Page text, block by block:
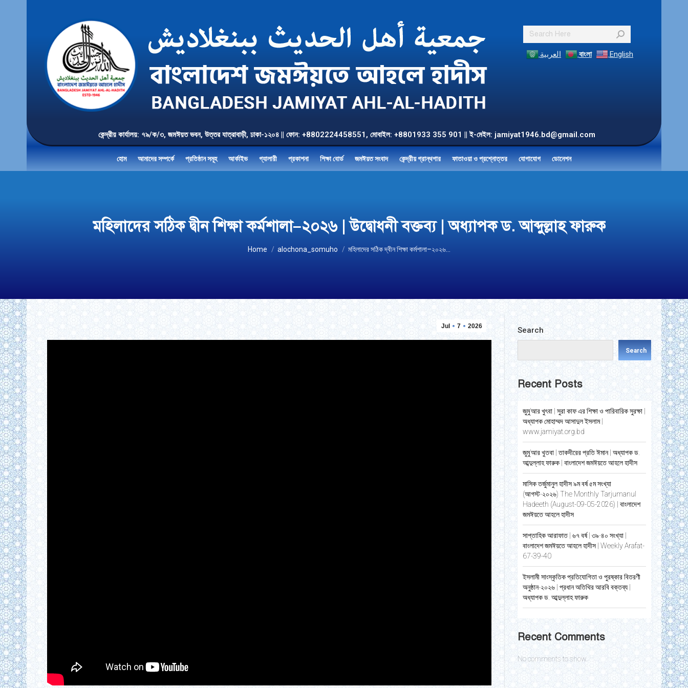
Search:
العربية বাংলা English
কেন্দ্রীয় কার্যালয়: ৭৯/ক/৩, জমঈয়ত ভবন, উত্তর যাত্রাবাড়ী, ঢাকা-১২০৪ || ফোন: +8802224458551, মোবাইল: +8801933 355 901 || ই-মেইল: jamiyat1946.bd@gmail.com
হোম আমাদের সম্পর্কে প্রতিষ্ঠান সমূহ আর্কাইভ গ্যালারী প্রকাশনা শিক্ষা বোর্ড জমঈয়ত সংবাদ কেন্দ্রীয় গ্রান্থগার ফাতাওয়া ও প্রশ্নোত্তর যোগাযোগ ডোনেশন
মহিলাদের সঠিক দ্বীন শিক্ষা কর্মশালা–২০২৬ | উদ্বোধনী বক্তব্য | অধ্যাপক ড. আব্দুল্লাহ ফারুক
You are here:
Home alochona_somuho মহিলাদের সঠিক দ্বীন শিক্ষা কর্মশালা–২০২৬…
Jul 7 2026 Search
Search
Recent Posts
জুমু’আর খুৎবা | সুরা কাফ এর শিক্ষা ও পারিবারিক সুরক্ষা |
অধ্যাপক মোহাম্মদ আসাদুল ইসলাম |
www.jamiyat.org.bd
জুমু’আর খুতবা | তাকদীরের প্রতি ঈমান | অধ্যাপক ড.
আব্দুল্লাহ ফারুক | বাংলাদেশ জমঈয়তে আহলে হাদীস
মাসিক তর্জুমানুল হাদীস ৯ম বর্ষ ৫ম সংখ্যা
(আগস্ট-২০২৬) The Monthly Tarjumanul
Hadeeth (August-09-05-2026) | বাংলাদেশ
জমঈয়তে আহলে হাদীস
সাপ্তাহিক আরাফাত | ৬৭ বর্ষ | ৩৯-৪০ সংখ্যা |
বাংলাদেশ জমঈয়তে আহলে হাদীস | Weekly Arafat-
67-39-40
ইসলামী সাংস্কৃতিক প্রতিযোগিতা ও পুরষ্কার বিতরণী
অনুষ্ঠান-২০২৬ | প্রধান অতিথির আরবি বক্তব্য |
অধ্যাপক ড. আব্দুল্লাহ ফারুক
Recent Comments
No comments to show.